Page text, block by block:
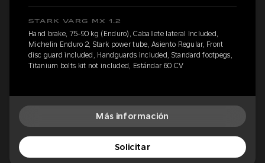
STARK VARG MX 1.2
Hand brake, 75-90 kg (Enduro), Caballete lateral Included,
Michelin Enduro 2, Stark power tube, Asiento Regular, Front
disc guard included, Handguards included, Standard footpegs,
Titanium bolts kit not included, Estándar 60 CV
Más información
Solicitar